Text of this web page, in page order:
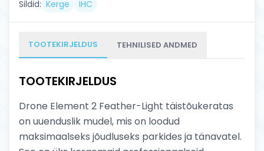
Sildid: Kerge IHC
TOOTEKIRJELDUS TEHNILISED ANDMED
TOOTEKIRJELDUS
Drone Element 2 Feather-Light täistõukeratas
on uuenduslik mudel, mis on loodud
maksimaalseks jõudluseks parkides ja tänavatel.